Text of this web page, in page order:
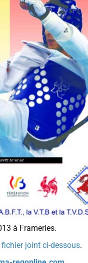
à Frameries.
fichier joint ci-dessous.